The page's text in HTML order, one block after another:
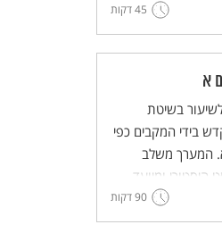
45 דקות
א
בשיטת
בידי המקבים כפי
המערך משלב
ומיועד
ותלמידה יש
90 דקות